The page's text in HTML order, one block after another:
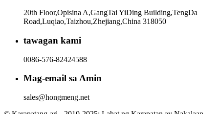
20th Floor,Opisina A,GangTai YiDing Building,TengDa
Road,Luqiao,Taizhou,Zhejiang,China 318050
tawagan kami
0086-576-82424588
Mag-email sa Amin
sales@hongmeng.net